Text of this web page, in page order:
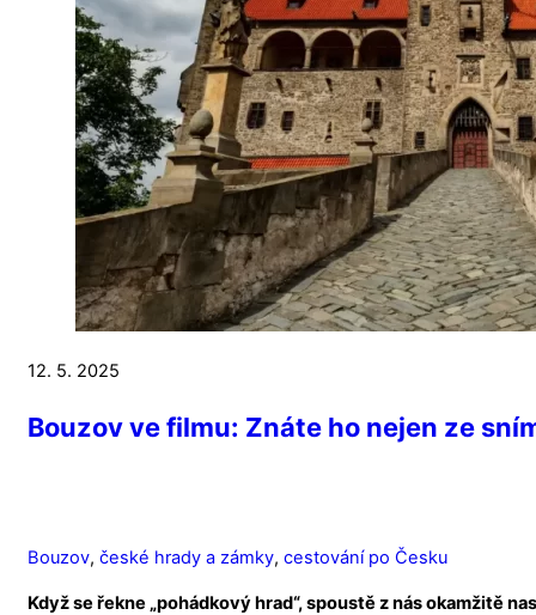
12. 5. 2025
Bouzov ve filmu: Znáte ho nejen ze
Bouzov, české hrady a zámky, cestování po Česku
Když se řekne „pohádkový hrad“, spoustě z nás okamžitě